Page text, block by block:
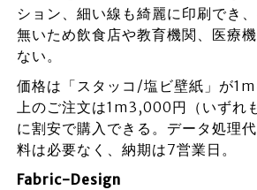
ション、細い線も綺麗に印刷でき
無いため飲食店や教育機関、医療
ない。
価格は「スタッコ/塩ビ壁紙」が
上のご注文は1m3,000円（いずれ
に割安で購入できる。データ処理
料は必要なく、納期は7営業日。
Fabric-Design